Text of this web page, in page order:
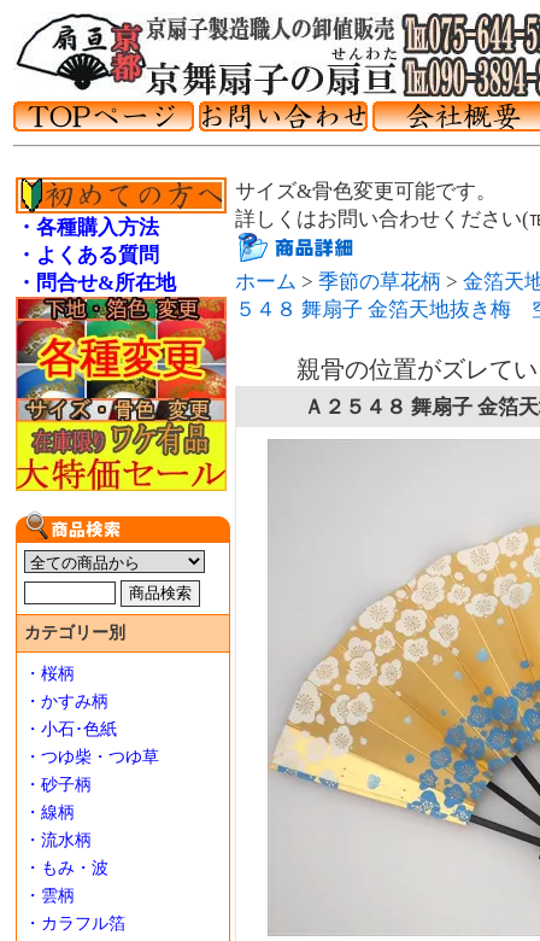
・各種購入方法
・よくある質問
・問合せ&所在地
カテゴリー別
・桜柄
・かすみ柄
・小石･色紙
・つゆ柴・つゆ草
・砂子柄
・線柄
・流水柄
・もみ・波
・雲柄
・カラフル箔
サイズ&骨色変更可能です。
詳しくはお問い合わせください
ホーム > 季節の草花柄 > 金箔天
５４８ 舞扇子 金箔天地抜き梅
親骨の位置がズレて
Ａ２５４８ 舞扇子 金箔